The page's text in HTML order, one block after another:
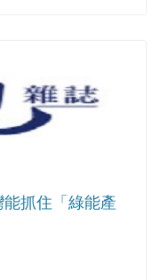
抓住「綠能產